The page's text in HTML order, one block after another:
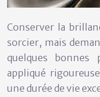
Conserver la
sorcier, mais
quelques bonnes
appliqué
une durée de vie